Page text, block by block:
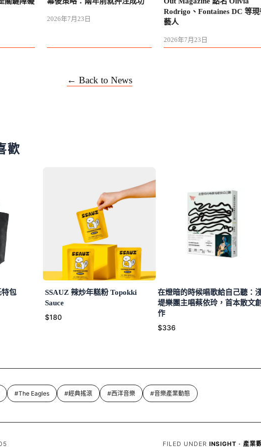
2026年7月23日
Rodrigo、Fontaines DC 等現
藝人
2026年7月23日
← Back to News
歡
特包
SSAUZ 辣炒年糕粉 Topokki
Sauce
$180
在燈暗的時候唱歌給自己聽：
堤樂團主唱蔡依玲，首本散文
作
$336
#The Eagles #經典搖滾 #西洋音樂 #音樂產業動態
FILED UNDER INSIGHT · 產業